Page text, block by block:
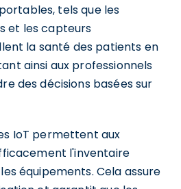
tels que les
et les capteurs
la santé des patients en
ainsi aux professionnels
des décisions basées sur
IoT permettent aux
l'inventaire
équipements. Cela assure